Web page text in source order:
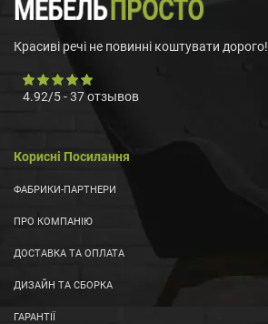
Красиві речі не повинні коштувати дорого!
4.92/5-37отзывов
Корисні Посилання
ФАБРИКИ-ПАРТНЕРИ
ПРО КОМПАНІЮ
ДОСТАВКА ТА ОПЛАТА
ДИЗАЙН ТА СБОРКА
ГАРАНТІЇ